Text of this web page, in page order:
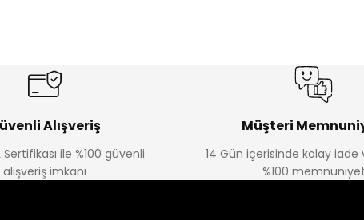
Yeni
Kampçı
%30
Alışveriş
Sertifikası ile %100 güvenli
alışveriş imkanı
Müşteri
14 Gün içerisinde kolay iade
%100 memnuniyet